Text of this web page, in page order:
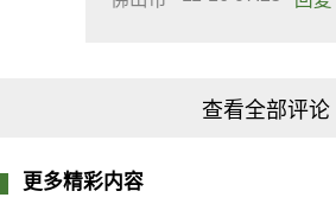
查看全部评论
更多精彩内容